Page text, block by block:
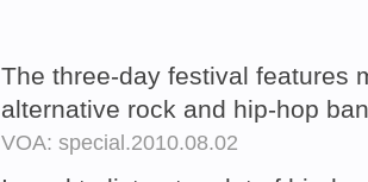
The three-day festival features
alternative rock and hip-hop
VOA: special.2010.08.02